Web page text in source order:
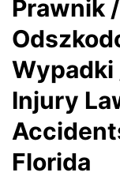
Prawnik
Wypadki
Injury
Florida